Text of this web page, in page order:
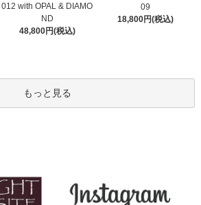
012 with OPAL & DIAMO
ND
48,800円(税込)
09
18,800円(税込)
もっと見る